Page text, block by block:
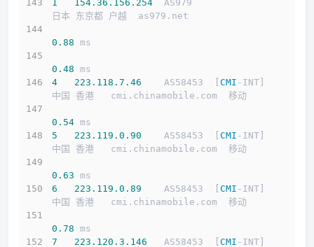
1
154.36 .156 .254
  AS979
日本 东京都 户越  as979.net
0.88 ms
0.48 ms
4
223.118 .7 .46
    AS58453  [
CMI -INT]
中国 香港   cmi.chinamobile.com  移动
0.54 ms
5
223.119 .0 .90
    AS58453  [
CMI -INT]
中国 香港   cmi.chinamobile.com  移动
0.63 ms
6
223.119 .0 .89
    AS58453  [
CMI -INT]
中国 香港   cmi.chinamobile.com  移动
0.78 ms
7
223.120 .3 .146
   AS58453  [
CMI -INT]